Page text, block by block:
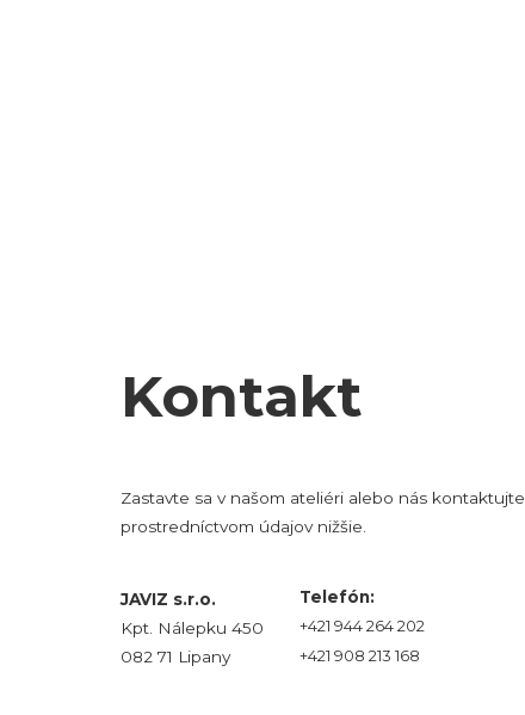
Kontakt
Zastavte sa v našom ateliéri alebo nás kontaktujte
prostredníctvom údajov nižšie.
JAVIZ s.r.o.
Kpt. Nálepku 450
082 71 Lipany
Telefón:
+421 944 264 202
+421 908 213 168